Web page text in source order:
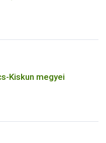
Kiskun megyei